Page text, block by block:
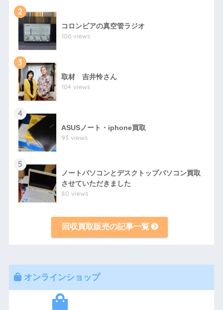
2
コロンビアの真空管ラジオ
106 views
3
取材 吉井怜さん
104 views
4
ASUSノート・iphone買取
93 views
5
ノートパソコンとデスクトップパソコン買取
させていただきました
80 views
回収買取販売の記事一覧
オンラインショップ